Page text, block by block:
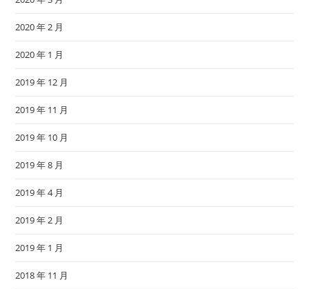
2020 年 2 月
2020 年 1 月
2019 年 12 月
2019 年 11 月
2019 年 10 月
2019 年 8 月
2019 年 4 月
2019 年 2 月
2019 年 1 月
2018 年 11 月